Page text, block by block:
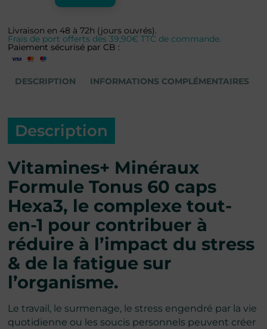
DESCRIPTION INFORMATIONS COMPLÉMENTAIRES
Description
Vitamines+ Minéraux
Formule Tonus 60 caps
Hexa3, le complexe tout-
en-1 pour contribuer à
réduire à l’impact du stress
& de la fatigue sur
l’organisme.
Le travail, le surmenage, le stress engendré par la vie
quotidienne ou les soucis personnels peuvent créer
Livraison en 48 à 72h (jours ouvrés).
Frais de port offerts dès 39,90€ TTC de commande.
Paiement sécurisé par CB :